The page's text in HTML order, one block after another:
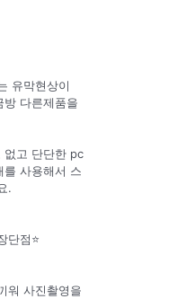
유막현상이
방 다른제품을
없고 단단한 pc
를 사용해서 스
.
단점⭐
워 사진촬영을